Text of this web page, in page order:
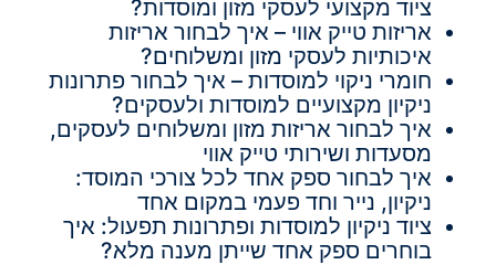
ציוד מקצועי לעסקי מזון ומוסדות?
אריזות טייק אווי – איך לבחור אריזות
איכותיות לעסקי מזון ומשלוחים?
חומרי ניקוי למוסדות – איך לבחור פתרונות
ניקיון מקצועיים למוסדות ולעסקים?
איך לבחור אריזות מזון ומשלוחים לעסקים,
מסעדות ושירותי טייק אווי
איך לבחור ספק אחד לכל צורכי המוסד:
ניקיון, נייר וחד פעמי במקום אחד
ציוד ניקיון למוסדות ופתרונות תפעול: איך
בוחרים ספק אחד שייתן מענה מלא?